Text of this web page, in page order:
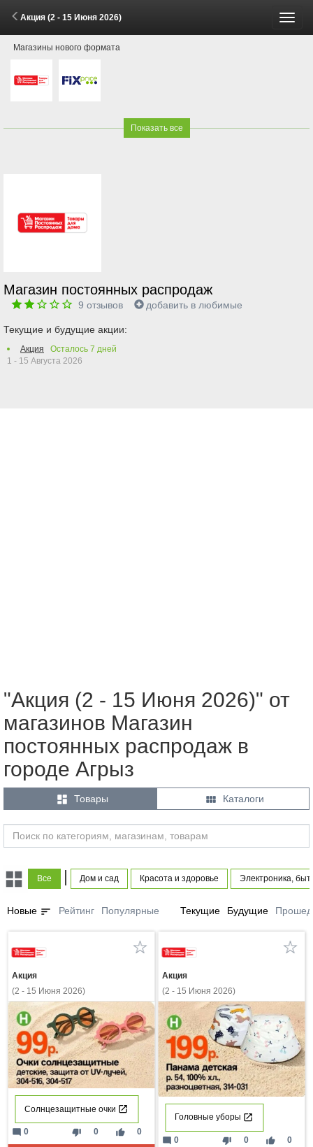
Акция (2 - 15 Июня 2026)
Магазины нового формата
Показать все
Магазин постоянных распродаж
9 отзывов добавить в любимые
Текущие и будущие акции:
Акция Осталось 7 дней
1 - 15 Августа 2026
"Акция (2 - 15 Июня 2026)" от
магазинов Магазин
постоянных распродаж в
городе Агрыз
 Товары  Каталоги
Все Дом и сад Красота и здоровье Электроника,
Новые sort Рейтинг Популярные Текущие Будущие
Акция
(2 - 15 Июня 2026)
Солнцезащитные очки
thumb_down 0 thumb_up 0
mode_comment 0
Акция
(2 - 15 Июня 2026)
Головные уборы
thumb_down 0 thumb_up 0
mode_comment 0